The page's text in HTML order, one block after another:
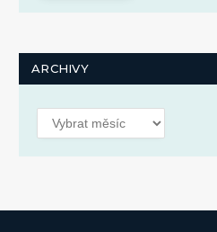
ARCHIVY
Archivy